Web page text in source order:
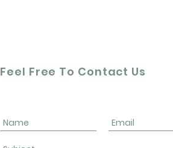
Feel Free To Contact Us